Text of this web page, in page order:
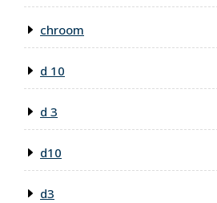
chroom
d 10
d 3
d10
d3